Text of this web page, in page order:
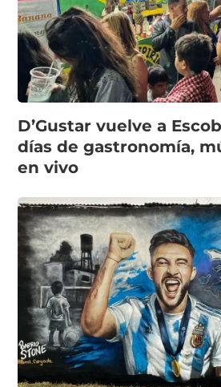
D’Gustar vuelve a
días de gastronomía,
en vivo